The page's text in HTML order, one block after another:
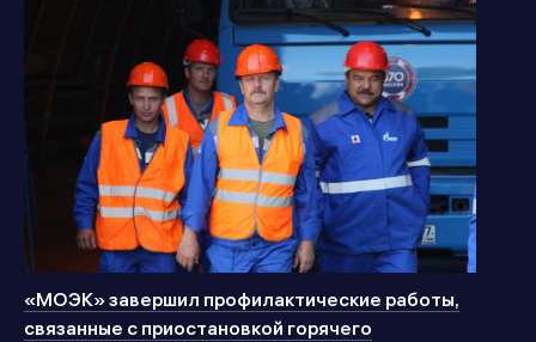
«МОЭК» завершил профилактические работы,
связанные с приостановкой горячего